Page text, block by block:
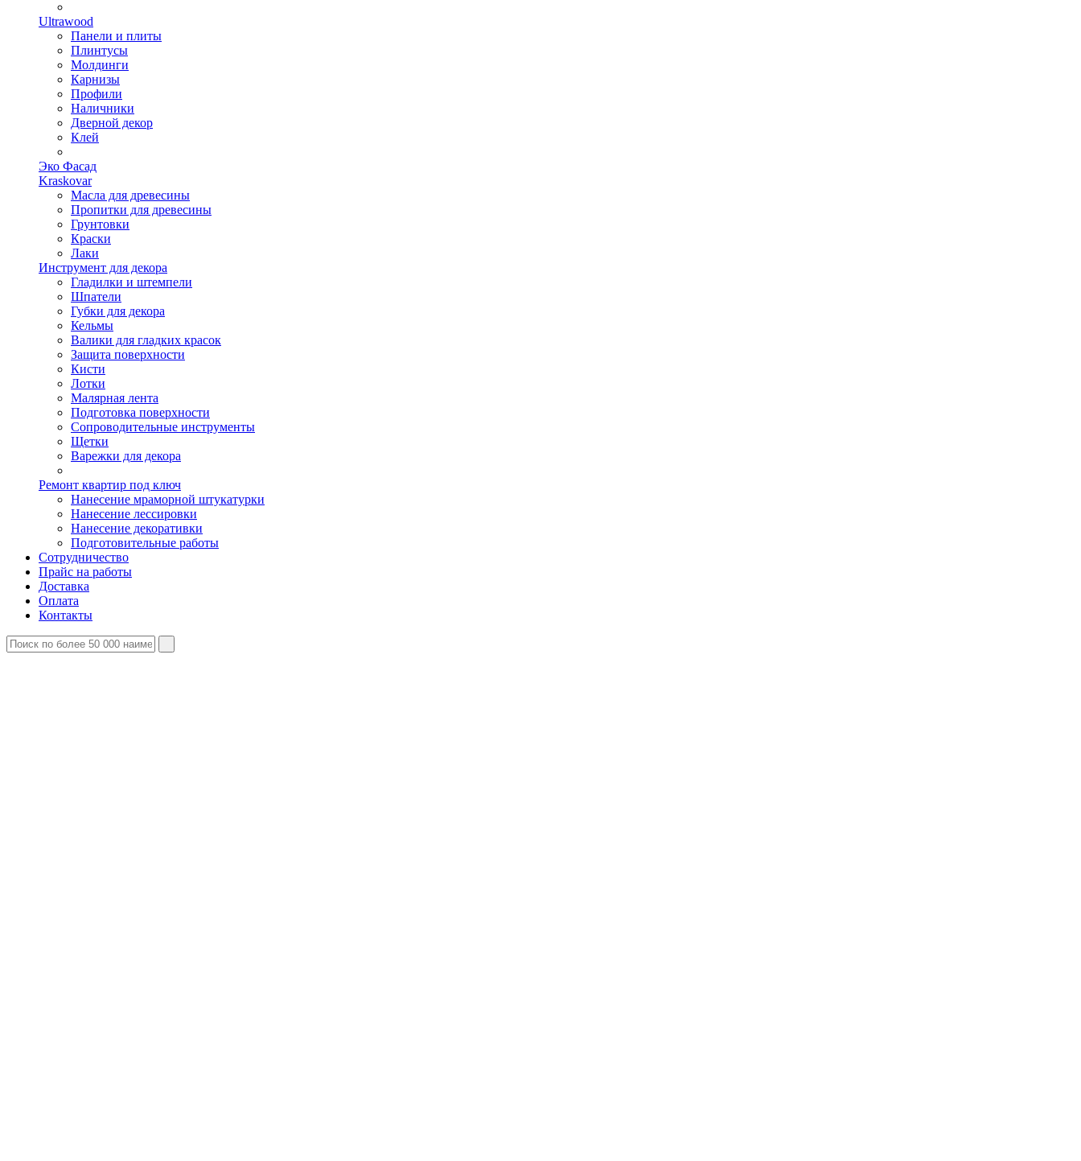
Ultrawood
Панели и плиты
Плинтусы
Молдинги
Карнизы
Профили
Наличники
Дверной декор
Клей
Эко Фасад
Kraskovar
Масла для древесины
Пропитки для древесины
Грунтовки
Краски
Лаки
Инструмент для декора
Гладилки и штемпели
Шпатели
Губки для декора
Кельмы
Валики для гладких красок
Защита поверхности
Кисти
Лотки
Малярная лента
Подготовка поверхности
Сопроводительные инструменты
Щетки
Варежки для декора
Ремонт квартир под ключ
Нанесение мраморной штукатурки
Нанесение лессировки
Нанесение декоративки
Подготовительные работы
Сотрудничество
Прайс на работы
Доставка
Оплата
Контакты